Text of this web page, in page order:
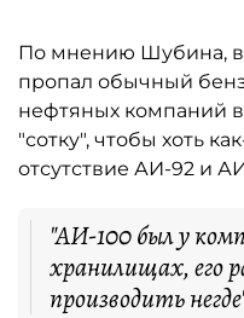
По мнению Шубина, в
пропал обычный
нефтяных компаний
"сотку", чтобы хоть
отсутствие АИ-92 и
"АИ-100 был у
хранилищах, его
производить